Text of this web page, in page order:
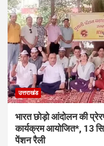
उत्तराखंड
भारत छोड़ो आंदोलन की
कार्यक्रम आयोजित*, 13
पेंशन रैली